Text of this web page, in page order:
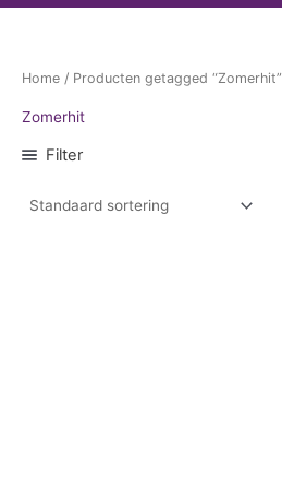
Home / Producten getagged “Zomerhit”
Zomerhit
Filter